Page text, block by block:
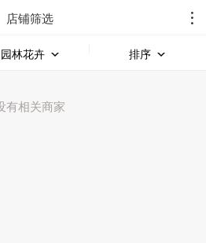
店铺筛选
园林花卉 排序
有相关商家